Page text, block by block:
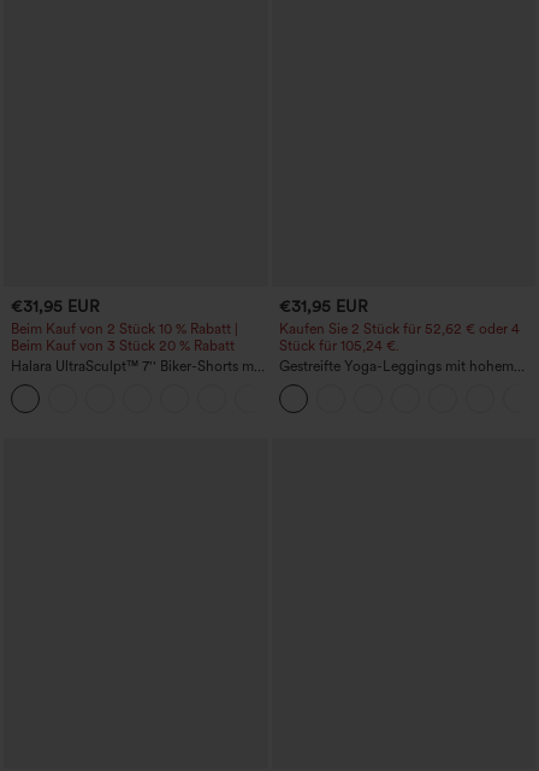
€31,95 EUR
Beim Kauf von 2 Stück 10 % Rabatt |
Beim Kauf von 3 Stück 20 % Rabatt
Halara UltraSculpt™ 7'' Biker-Shorts mit
hohem Bund, Bauchkontrolle und
Seitentasche, formgebend fürs Training
€31,95 EUR
Kaufen Sie 2 Stück für 52,62 € oder 4
Stück für 105,24 €.
Gestreifte Yoga-Leggings mit hohem
Bund, Kordelzug und Taschen.